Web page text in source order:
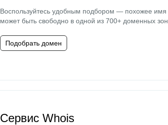
Воспользуйтесь удобным подбором — похожее имя
может быть свободно в одной из 700+ доменных зон.
Подобрать домен
Сервис Whois